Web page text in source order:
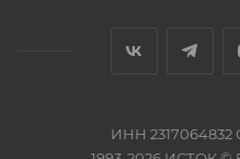
ИНН 2317064832